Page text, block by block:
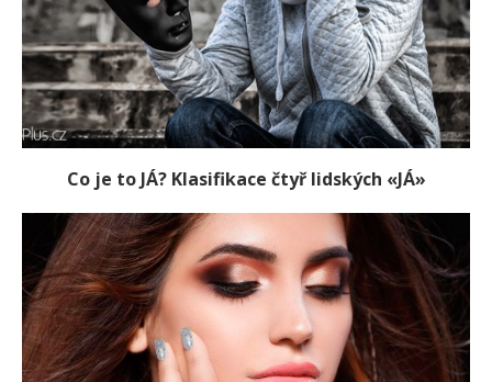
Co je to JÁ? Klasifikace čtyř lidských «JÁ»